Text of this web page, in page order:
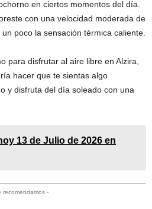
en ciertos momentos del día.
con una velocidad moderada de
poco la sensación térmica caliente.
para disfrutar al aire libre en Alzira,
hacer que te sientas algo
y disfruta del día soleado con una
13 de Julio de 2026 en
recomendamos -